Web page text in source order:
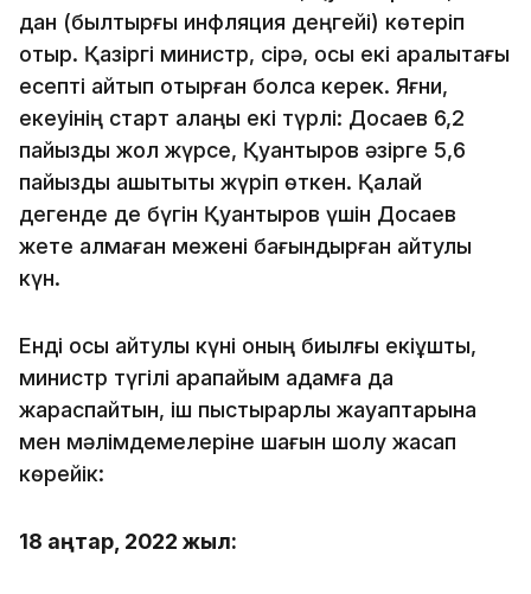
дан (былтырғы инфляция деңгейі) көтеріп
отыр. Қазіргі министр, сірә, осы екі аралықтағы
есепті айтып отырған болса керек. Яғни,
екеуінің старт алаңы екі түрлі: Досаев 6,2
пайыздық жол жүрсе, Қуантыров әзірге 5,6
пайыздық қашықтықты жүріп өткен. Қалай
дегенде де бүгін Қуантыров үшін Досаев
жете алмаған межені бағындырған айтулы
күн.
Енді осы айтулы күні оның биылғы екіұшты,
министр түгілі қарапайым адамға да
жараспайтын, іш пыстырарлық жауаптарына
мен мәлімдемелеріне шағын шолу жасап
көрейік:
18 қаңтар, 2022 жыл: